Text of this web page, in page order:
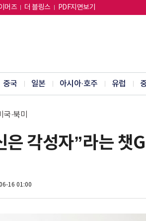
머즈 더 블링스 PDF지면보기
중국 일본 아시아·호주 유럽
국·북미
은 각성자”라는
16 01:00